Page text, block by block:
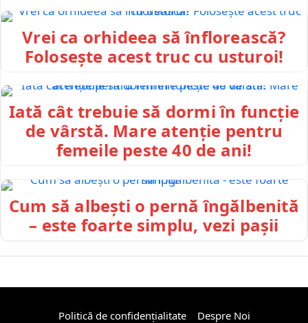
Vrei ca orhideea să înflorească?
Folosește acest truc cu usturoi!
Iată cât trebuie să dormi în funcție
de vârstă. Mare atenție pentru
femeile peste 40 de ani!
Cum să albești o pernă îngălbenită
– este foarte simplu, vezi pașii
Politică de confidențialitate
Despre Noi